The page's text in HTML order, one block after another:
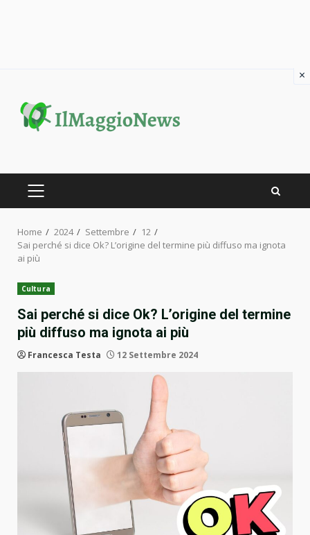
content
PRIMARY
Home 2024 Settembre
12
Sai perché si dice Ok? L’origine del termine più diffuso ma ignota
ai più
Cultura
Sai perché si dice Ok? L’origine del termine
più diffuso ma ignota ai più
Francesca Testa 12 Settembre 2024
×